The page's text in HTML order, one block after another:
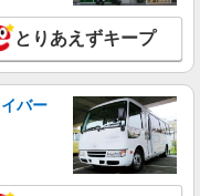
とりあえずキープ
バー